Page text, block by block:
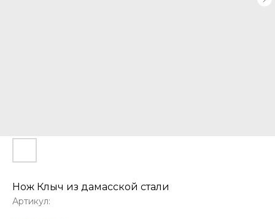
Нож Клыч из дамасской стали
Артикул: